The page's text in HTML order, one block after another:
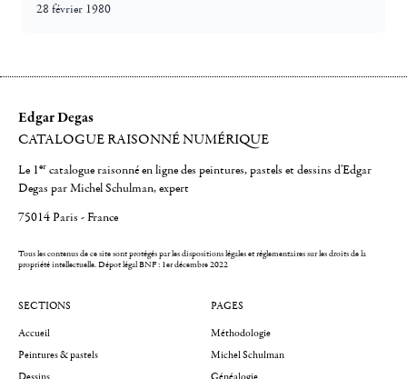
28 février 1980
Edgar Degas
CATALOGUE RAISONNÉ NUMÉRIQUE
Le 1er catalogue raisonné en ligne des peintures, pastels et dessins d'Edgar
Degas par Michel Schulman, expert
75014 Paris - France
Tous les contenus de ce site sont protégés par les dispositions légales et réglementaires sur les droits de la
propriété intellectuelle.Dépot légal BNF : 1er décembre 2022
SECTIONS
Accueil
Peintures & pastels
PAGES
Méthodologie
Michel Schulman